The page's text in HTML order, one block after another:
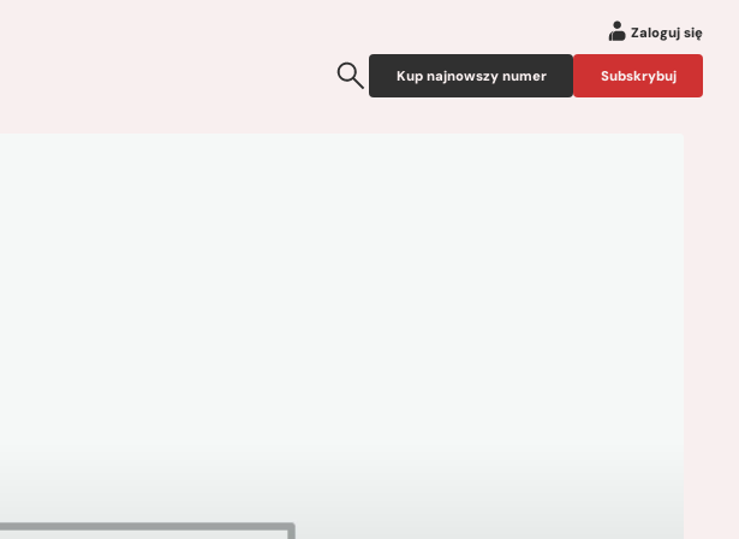
Zaloguj się
Kup najnowszy numer Subskrybuj